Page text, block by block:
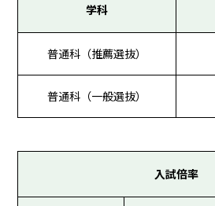
学科
普通科（推薦選抜）
普通科（一般選抜）
入試倍率